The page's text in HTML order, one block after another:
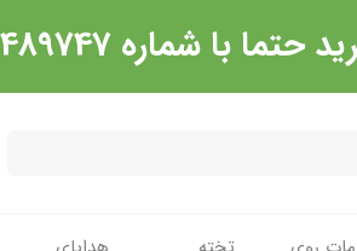
تماس گرفته شود. ارادت